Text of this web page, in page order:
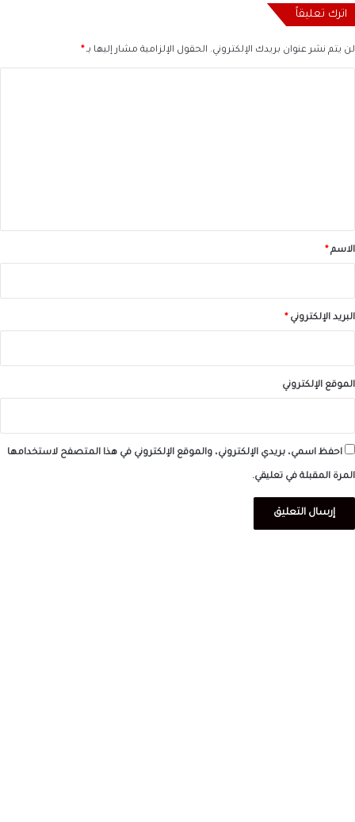
اترك تعليقاً
لن يتم نشر عنوان بريدك الإلكتروني. الحقول الإلزامية مشار إليها بـ*
*الاسم*
البريد الإلكتروني*
الموقع الإلكتروني
احفظ اسمي، بريدي الإلكتروني، والموقع الإلكتروني في هذا المتصفح لاستخدامها
المرة المقبلة في تعليقي.